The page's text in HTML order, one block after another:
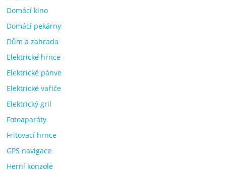
Domácí kino
Domácí pekárny
Dům a zahrada
Elektrické hrnce
Elektrické pánve
Elektrické vařiče
Elektrický gril
Fotoaparáty
Fritovací hrnce
GPS navigace
Herní konzole